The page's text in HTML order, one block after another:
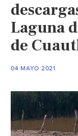
Laguna
de
04 MAYO 2021